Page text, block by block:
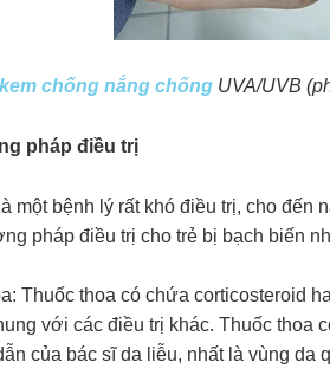
kem chống nắng chống UVA/UVB
pháp điều trị
một bệnh lý rất khó điều trị, cho
pháp điều trị cho trẻ bị bạch biến
Thuốc thoa có chứa corticosteroid
với các điều trị khác. Thuốc thoa
của bác sĩ da liễu, nhất là vùng da